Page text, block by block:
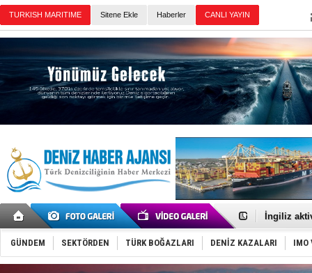
TURKISH MARITIME Sitene Ekle Haberler CANLI YAYIN
İngiliz
FESCO,
DESE,
35 milyon
GÜNDEM SEKTÖRDEN TÜRK BOĞAZLARI DENİZ KAZALARI IMO